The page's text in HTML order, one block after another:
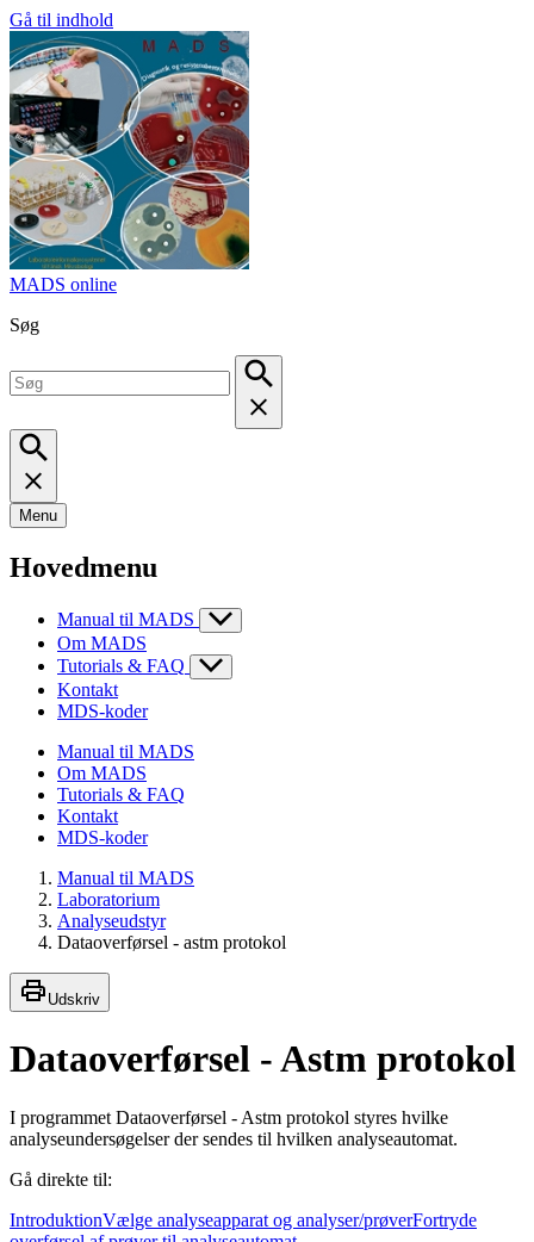
Gå til indhold
MADS online
Søg
Menu
Hovedmenu
Manual til MADS
Om MADS
Tutorials & FAQ
Kontakt
MDS-koder
Manual til MADS
Om MADS
Tutorials & FAQ
Kontakt
MDS-koder
Manual til MADS
Laboratorium
Analyseudstyr
Dataoverførsel - astm protokol
Udskriv
Dataoverførsel - Astm protokol
I programmet Dataoverførsel - Astm protokol styres hvilke
analyseundersøgelser der sendes til hvilken analyseautomat.
Gå direkte til:
IntroduktionVælge analyseapparat og analyser/prøverFortryde